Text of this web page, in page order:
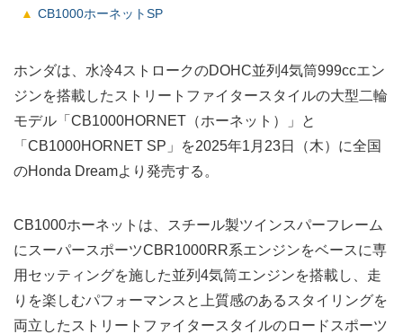
CB1000ホーネットSP
ホンダは、水冷4ストロークのDOHC並列4気筒999ccエン
ジンを搭載したストリートファイタースタイルの大型二輪
モデル「CB1000HORNET（ホーネット）」と
「CB1000HORNET SP」を2025年1月23日（木）に全国
のHonda Dreamより発売する。
CB1000ホーネットは、スチール製ツインスパーフレーム
にスーパースポーツCBR1000RR系エンジンをベースに専
用セッティングを施した並列4気筒エンジンを搭載し、走
りを楽しむパフォーマンスと上質感のあるスタイリングを
両立したストリートファイタースタイルのロードスポーツ